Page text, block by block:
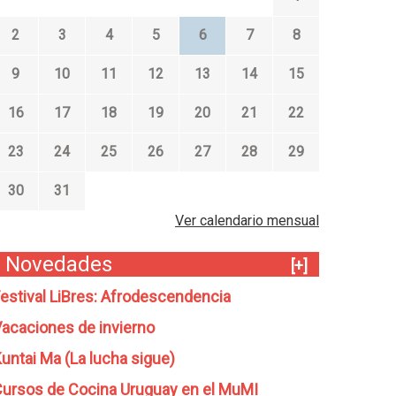
2 3 4 5 6 7 8
9 10 11 12 13 14 15
16 17 18 19 20 21 22
23 24 25 26 27 28 29
30
31
Ver calendario mensual
Novedades
[+]
LiBres: Afrodescendencia
de invierno
Ma (La lucha sigue)
de Cocina Uruguay en el MuMI